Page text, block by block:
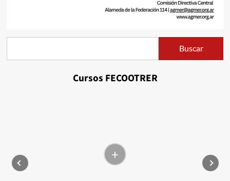
Buscar
Cursos FECOOTRER
+